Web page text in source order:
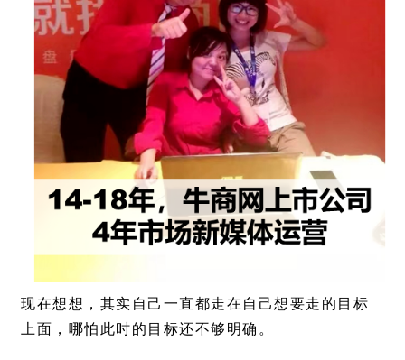
现在想想，其实自己一直都走在自己想要走的目标
上面，哪怕此时的目标还不够明确。